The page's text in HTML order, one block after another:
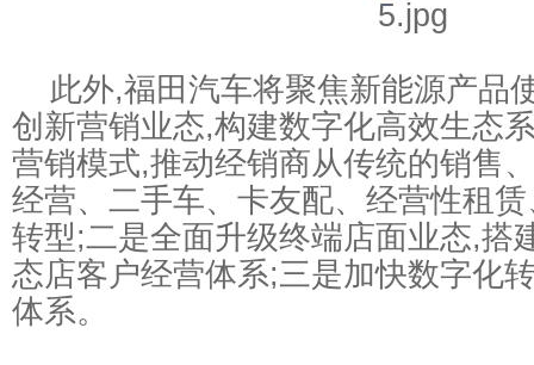
此外,福田汽车将聚焦新能源产品
创新营销业态,构建数字化高效生态
营销模式,推动经销商从传统的销售
经营、二手车、卡友配、经营性租
转型;二是全面升级终端店面业态,搭
态店客户经营体系;三是加快数字化
体系。